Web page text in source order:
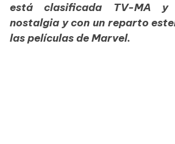
está clasificada TV-MA y
nostalgia y con un reparto
las películas de Marvel.